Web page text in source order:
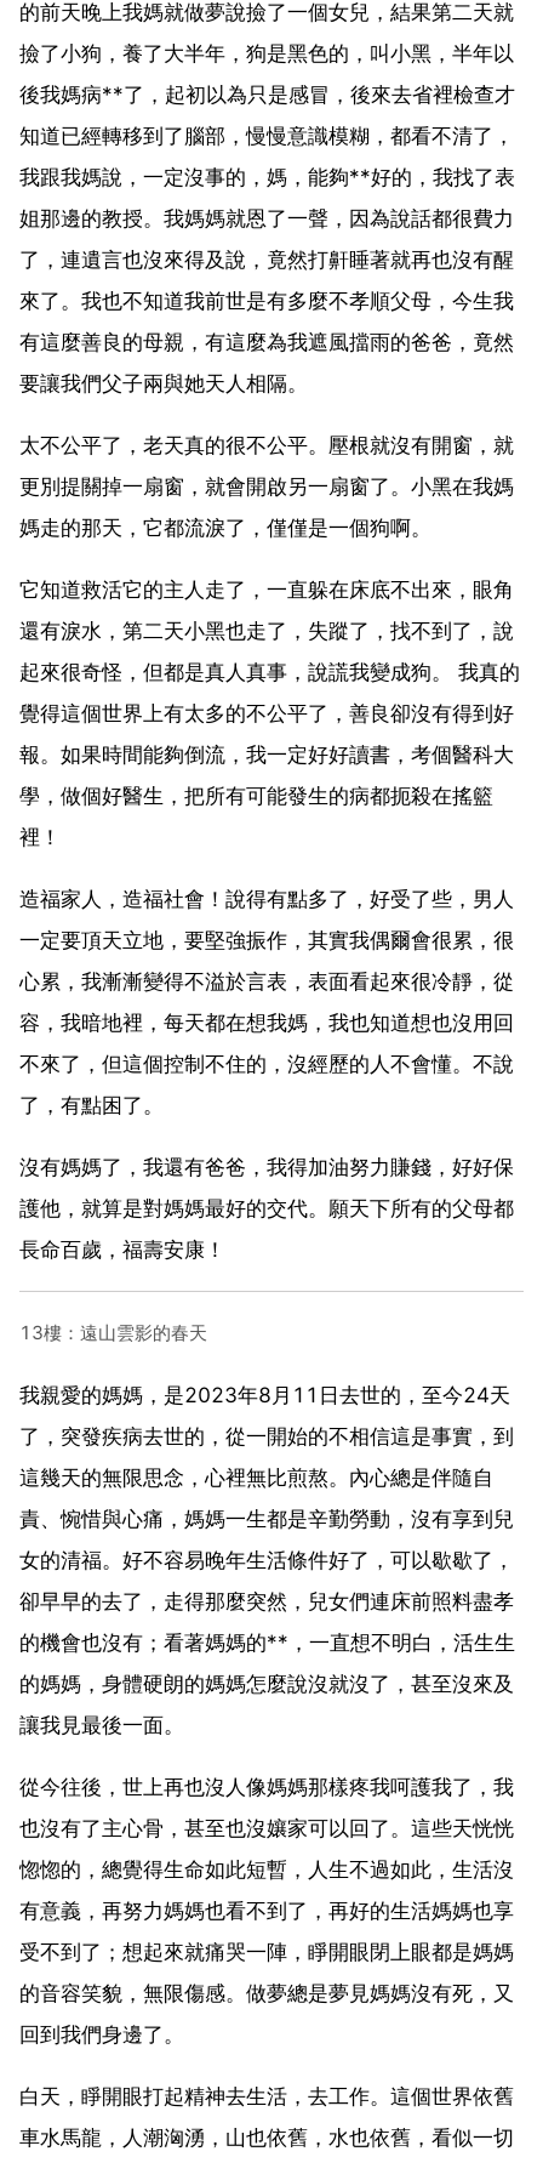
的前天晚上我媽就做夢說撿了一個女兒，結果第二天就
撿了小狗，養了大半年，狗是黑色的，叫小黑，半年以
後我媽病**了，起初以為只是感冒，後來去省裡檢查才
知道已經轉移到了腦部，慢慢意識模糊，都看不清了，
我跟我媽說，一定沒事的，媽，能夠**好的，我找了表
姐那邊的教授。我媽媽就恩了一聲，因為說話都很費力
了，連遺言也沒來得及說，竟然打鼾睡著就再也沒有醒
來了。我也不知道我前世是有多麼不孝順父母，今生我
有這麼善良的母親，有這麼為我遮風擋雨的爸爸，竟然
要讓我們父子兩與她天人相隔。
太不公平了，老天真的很不公平。壓根就沒有開窗，就
更別提關掉一扇窗，就會開啟另一扇窗了。小黑在我媽
媽走的那天，它都流淚了，僅僅是一個狗啊。
它知道救活它的主人走了，一直躲在床底不出來，眼角
還有淚水，第二天小黑也走了，失蹤了，找不到了，說
起來很奇怪，但都是真人真事，說謊我變成狗。 我真的
覺得這個世界上有太多的不公平了，善良卻沒有得到好
報。如果時間能夠倒流，我一定好好讀書，考個醫科大
學，做個好醫生，把所有可能發生的病都扼殺在搖籃
裡！
造福家人，造福社會！說得有點多了，好受了些，男人
一定要頂天立地，要堅強振作，其實我偶爾會很累，很
心累，我漸漸變得不溢於言表，表面看起來很冷靜，從
容，我暗地裡，每天都在想我媽，我也知道想也沒用回
不來了，但這個控制不住的，沒經歷的人不會懂。不說
了，有點困了。
沒有媽媽了，我還有爸爸，我得加油努力賺錢，好好保
護他，就算是對媽媽最好的交代。願天下所有的父母都
長命百歲，福壽安康！
13樓：遠山雲影的春天
我親愛的媽媽，是2023年8月11日去世的，至今24天
了，突發疾病去世的，從一開始的不相信這是事實，到
這幾天的無限思念，心裡無比煎熬。內心總是伴隨自
責、惋惜與心痛，媽媽一生都是辛勤勞動，沒有享到兒
女的清福。好不容易晚年生活條件好了，可以歇歇了，
卻早早的去了，走得那麼突然，兒女們連床前照料盡孝
的機會也沒有；看著媽媽的**，一直想不明白，活生生
的媽媽，身體硬朗的媽媽怎麼說沒就沒了，甚至沒來及
讓我見最後一面。
從今往後，世上再也沒人像媽媽那樣疼我呵護我了，我
也沒有了主心骨，甚至也沒孃家可以回了。這些天恍恍
惚惚的，總覺得生命如此短暫，人生不過如此，生活沒
有意義，再努力媽媽也看不到了，再好的生活媽媽也享
受不到了；想起來就痛哭一陣，睜開眼閉上眼都是媽媽
的音容笑貌，無限傷感。做夢總是夢見媽媽沒有死，又
回到我們身邊了。
白天，睜開眼打起精神去生活，去工作。這個世界依舊
車水馬龍，人潮洶湧，山也依舊，水也依舊，看似一切